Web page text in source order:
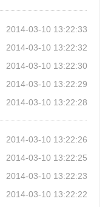
2014-03-10 13:22:33
2014-03-10 13:22:32
2014-03-10 13:22:30
2014-03-10 13:22:29
2014-03-10 13:22:28
2014-03-10 13:22:26
2014-03-10 13:22:25
2014-03-10 13:22:23
2014-03-10 13:22:22